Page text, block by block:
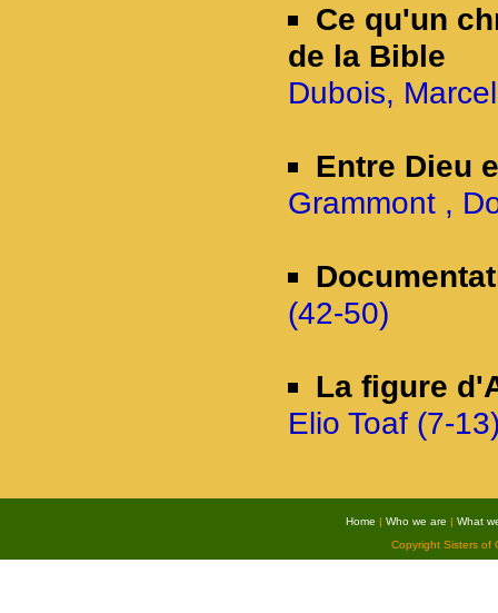
Ce qu'un
de la Bible
Dubois,
Entre Dieu
Grammont ,
(42-50)
La figure
Elio Toaf (7-
Home | Who we are | What
Copyright Sisters of